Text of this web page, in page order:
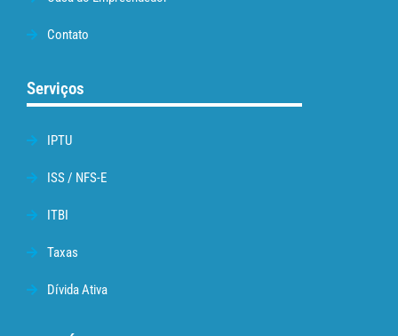
Contato
Serviços
IPTU
ISS / NFS-E
ITBI
Taxas
Dívida Ativa